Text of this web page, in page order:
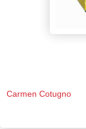
Carmen Cotugno